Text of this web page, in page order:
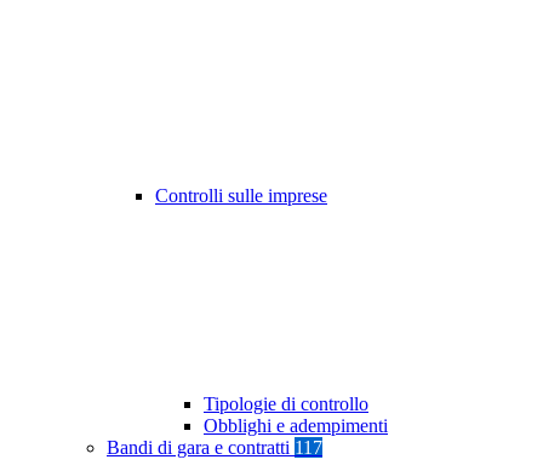
Controlli sulle imprese
Tipologie di controllo
Obblighi e adempimenti
Bandi di gara e contratti 117